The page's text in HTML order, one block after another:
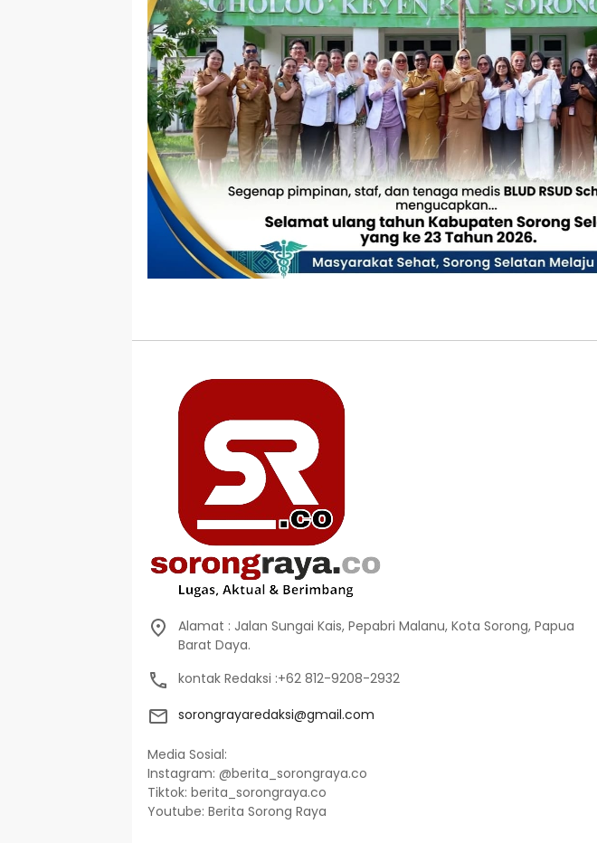
Alamat : Jalan Sungai Kais, Pepabri Malanu, Kota Sorong, Papua
Barat Daya.
kontak Redaksi :+62 812-9208-2932
sorongrayaredaksi@gmail.com
Media Sosial:
Instagram: @berita_sorongraya.co
Tiktok: berita_sorongraya.co
Youtube: Berita Sorong Raya